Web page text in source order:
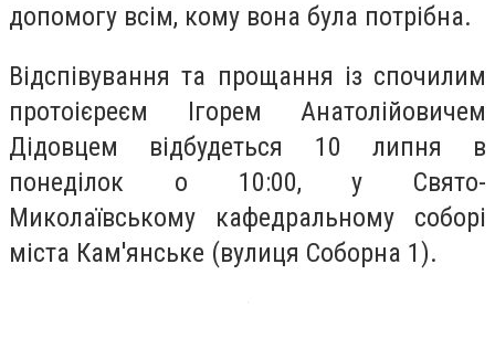
допомогу всім, кому вона була потрібна.
Відспівування та прощання із спочилим
протоієреєм Ігорем Анатолійовичем
Дідовцем відбудеться 10 липня в
понеділок о 10:00, у Свято-
Миколаївському кафедральному соборі
міста Кам'янське (вулиця Соборна 1).